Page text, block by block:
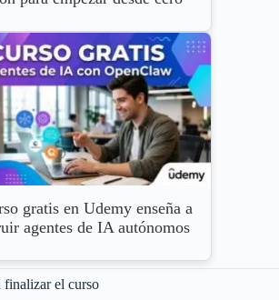
gratis en Udemy enseña a
agentes de IA autónomos
finalizar el curso